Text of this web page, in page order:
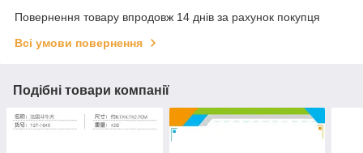
Повернення товару впродовж 14 днів за рахунок покупця
Всі умови повернення
Подібні товари компанії